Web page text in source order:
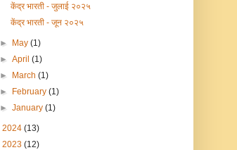
केंद्र भारती - जुलाई २०२५
केंद्र भारती - जून २०२५
► May(1)
►April(1)
► March(1)
► February(1)
►January(1)
2024 (13)
2023 (12)